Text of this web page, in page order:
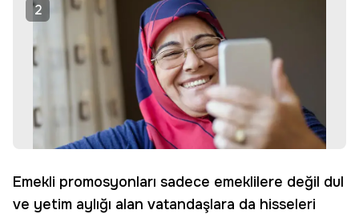
2
Emekli promosyonları sadece emeklilere değil dul
ve yetim aylığı alan vatandaşlara da hisseleri